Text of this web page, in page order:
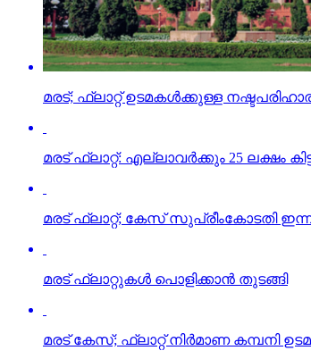
മരട്; ഫ്‌ലാറ്റ് ഉടമകള്‍ക്കുള്ള
മരട് ഫ്‌ലാറ്റ്: എല്ലാവര്‍ക്കും 25 ലക്ഷം
മരട് ഫ്‌ലാറ്റ്; കേസ് സുപ്രീംകോടതി
മരട് ഫ്‌ലാറ്റുകള്‍ പൊളിക്കാന്‍ തുടങ്ങി
മരട് കേസ്; ഫ്ലാറ്റ് നിർമാണ കമ്പനി